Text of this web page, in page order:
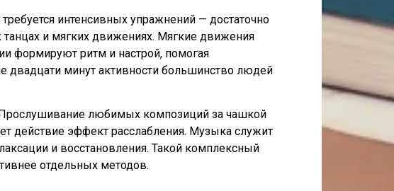
интенсивных упражнений — достаточно
и мягких движениях. Мягкие движения
формируют ритм и настрой, помогая
двадцати минут активности большинство людей
любимых композиций за чашкой
действие эффект расслабления. Музыка служит
и восстановления. Такой комплексный
отдельных методов.